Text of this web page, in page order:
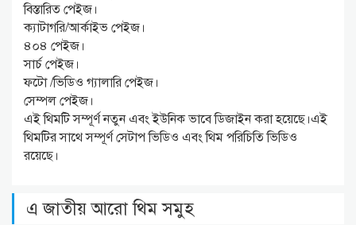
বিস্তারিত পেইজ।
ক্যাটাগরি/আর্কাইভ পেইজ।
৪০৪ পেইজ।
সার্চ পেইজ।
ফটো /ভিডিও গ্যালারি পেইজ।
সেম্পল পেইজ।
এই থিমটি সম্পূর্ণ নতুন এবং ইউনিক ভাবে ডিজাইন করা হয়েছে।এই
থিমটির সাথে সম্পূর্ণ সেটাপ ভিডিও এবং থিম পরিচিতি ভিডিও
রয়েছে।
এ জাতীয় আরো থিম সমুহ